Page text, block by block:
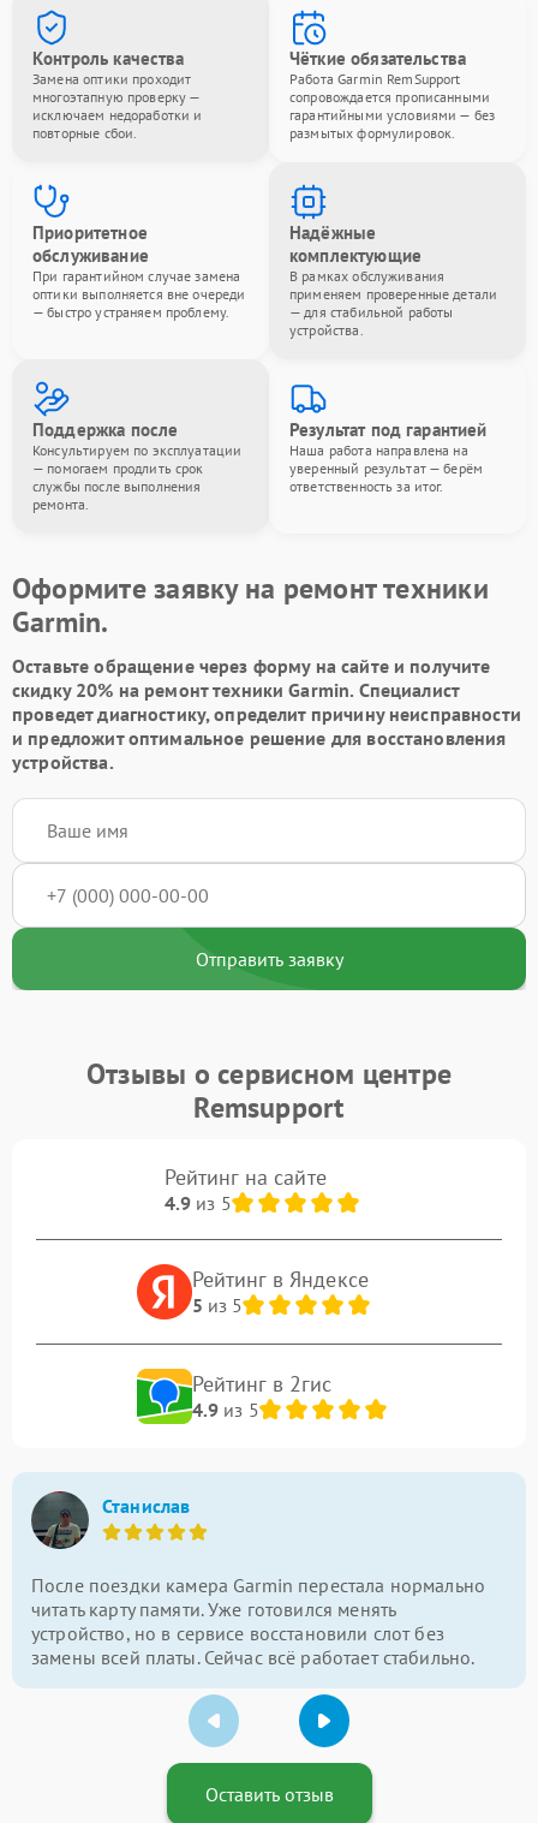
Контроль качества
Замена оптики проходит
многоэтапную проверку —
исключаем недоработки и
повторные сбои.
Чёткие обязательства
Работа Garmin RemSupport
сопровождается прописанными
гарантийными условиями — без
размытых формулировок.
Приоритетное
обслуживание
При гарантийном случае замена
оптики выполняется вне очереди
— быстро устраняем проблему.
Надёжные
комплектующие
В рамках обслуживания
применяем проверенные детали
— для стабильной работы
устройства.
Поддержка после
Консультируем по эксплуатации
— помогаем продлить срок
службы после выполнения
ремонта.
Результат под гарантией
Наша работа направлена на
уверенный результат — берём
ответственность за итог.
Оформите заявку на ремонт техники
Garmin.
Оставьте обращение через форму на сайте и получите
скидку 20% на ремонт техники Garmin. Специалист
проведет диагностику, определит причину неисправности
и предложит оптимальное решение для восстановления
устройства.
Отправить заявку
Отзывы о сервисном центре
Remsupport
Рейтинг на сайте
4.9из 5
Рейтинг в Яндексе
5 из 5
Рейтинг в 2гис
4.9из 5
Станислав
После поездки камера Garmin перестала нормально
читать карту памяти. Уже готовился менять
устройство, но в сервисе восстановили слот без
замены всей платы. Сейчас всё работает стабильно.
Оставить отзыв